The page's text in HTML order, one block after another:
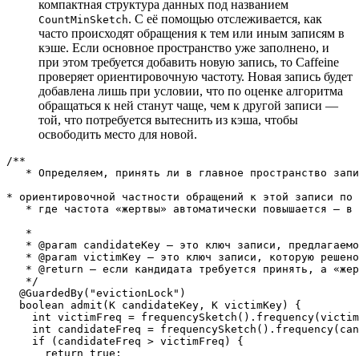
компактная структура данных под названием
CountMinSketch. С её помощью отслеживается, как
часто происходят обращения к тем или иным записям в
кэше. Если основное пространство уже заполнено, и
при этом требуется добавить новую запись, то Caffeine
проверяет ориентировочную частоту. Новая запись будет
добавлена лишь при условии, что по оценке алгоритма
обращаться к ней станут чаще, чем к другой записи —
той, что потребуется вытеснить из кэша, чтобы
освободить место для новой.
/**
* Определяем, принять ли в главное пространство
* ориентировочной частности обращений к этой записи
* где частота «жертвы» автоматически повышается —
   *
* @param candidateKey — это ключ записи,
* @param victimKey — это ключ записи, которую
* @return — если кандидата требуется принять, а
   */
  @GuardedBy("evictionLock")
  boolean admit(K candidateKey, K victimKey) {
int victimFreq =
int candidateFreq =
    if (candidateFreq > victimFreq) {
      return true;